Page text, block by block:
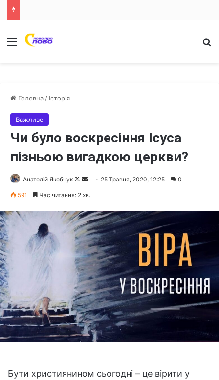
Меню
Головна / Історія
Важливе
Чи було воскресіння Ісуса
пізньою вигадкою церкви?
Анатолій Якобчук
F
l
o
w
o
n
X
d
a
n
e
m
i
l
25 Травня, 2020, 12:25 0
591 Час читання: 2 хв.
Бути християнином сьогодні – це вірити у